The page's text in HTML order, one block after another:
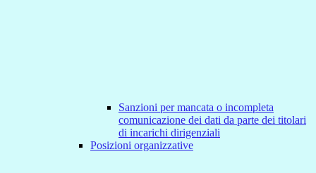
Sanzioni per mancata o incompleta
comunicazione dei dati da parte dei titolari
di incarichi dirigenziali
Posizioni organizzative